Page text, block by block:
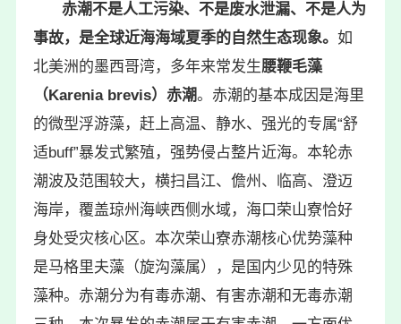
赤潮不是人工污染、不是废水泄漏、不是人为
事故，是全球近海海域夏季的自然生态现象。如
北美洲的墨西哥湾，多年来常发生腰鞭毛藻
（Karenia brevis）赤潮。赤潮的基本成因是海里
的微型浮游藻，赶上高温、静水、强光的专属“舒
适buff”暴发式繁殖，强势侵占整片近海。本轮赤
潮波及范围较大，横扫昌江、儋州、临高、澄迈
海岸，覆盖琼州海峡西侧水域，海口荣山寮恰好
身处受灾核心区。本次荣山寮赤潮核心优势藻种
是马格里夫藻（旋沟藻属），是国内少见的特殊
藻种。赤潮分为有毒赤潮、有害赤潮和无毒赤潮